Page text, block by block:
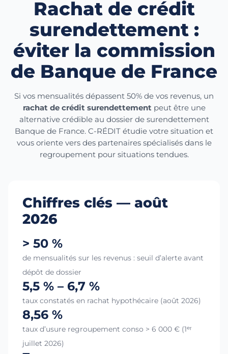
Rachat de crédit
surendettement :
éviter la commission
de Banque de France
Si vos mensualités dépassent 50% de vos revenus, un
rachat de crédit surendettement peut être une
alternative crédible au dossier de surendettement
Banque de France. C-RÉDIT étudie votre situation et
vous oriente vers des partenaires spécialisés dans le
regroupement pour situations tendues.
Chiffres clés — août
2026
> 50 %
de mensualités sur les revenus : seuil d’alerte avant
dépôt de dossier
5,5 % – 6,7 %
taux constatés en rachat hypothécaire (août 2026)
8,56 %
taux d’usure regroupement conso > 6 000 € (1ᵉʳ
juillet 2026)